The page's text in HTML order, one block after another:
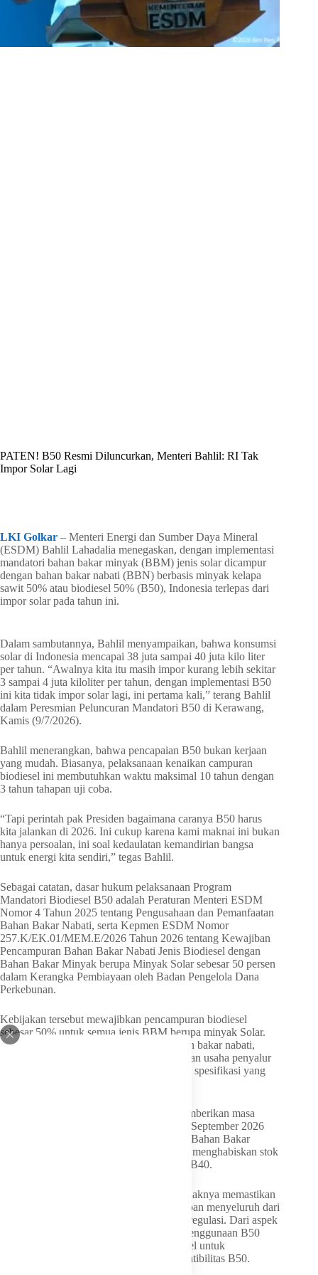
PATEN! B50 Resmi Diluncurkan, Menteri Bahlil: RI Tak
Impor Solar Lagi
LKI Golkar – Menteri Energi dan Sumber Daya Mineral
(ESDM) Bahlil Lahadalia menegaskan, dengan implementasi
mandatori bahan bakar minyak (BBM) jenis solar dicampur
dengan bahan bakar nabati (BBN) berbasis minyak kelapa
sawit 50% atau biodiesel 50% (B50), Indonesia terlepas dari
impor solar pada tahun ini.
Dalam sambutannya, Bahlil menyampaikan, bahwa konsumsi
solar di Indonesia mencapai 38 juta sampai 40 juta kilo liter
per tahun. “Awalnya kita itu masih impor kurang lebih sekitar
3 sampai 4 juta kiloliter per tahun, dengan implementasi B50
ini kita tidak impor solar lagi, ini pertama kali,” terang Bahlil
dalam Peresmian Peluncuran Mandatori B50 di Kerawang,
Kamis (9/7/2026).
Bahlil menerangkan, bahwa pencapaian B50 bukan kerjaan
yang mudah. Biasanya, pelaksanaan kenaikan campuran
biodiesel ini membutuhkan waktu maksimal 10 tahun dengan
3 tahun tahapan uji coba.
“Tapi perintah pak Presiden bagaimana caranya B50 harus
kita jalankan di 2026. Ini cukup karena kami maknai ini bukan
hanya persoalan, ini soal kedaulatan kemandirian bangsa
untuk energi kita sendiri,” tegas Bahlil.
Sebagai catatan, dasar hukum pelaksanaan Program
Mandatori Biodiesel B50 adalah Peraturan Menteri ESDM
Nomor 4 Tahun 2025 tentang Pengusahaan dan Pemanfaatan
Bahan Bakar Nabati, serta Kepmen ESDM Nomor
257.K/EK.01/MEM.E/2026 Tahun 2026 tentang Kewajiban
Pencampuran Bahan Bakar Nabati Jenis Biodiesel dengan
Bahan Bakar Minyak berupa Minyak Solar sebesar 50 persen
dalam Kerangka Pembiayaan oleh Badan Pengelola Dana
Perkebunan.
Kebijakan tersebut mewajibkan pencampuran biodiesel
sebesar 50% untuk semua jenis BBM berupa minyak Solar.
Dalam pelaksanaannya, badan usaha bahan bakar nabati,
badan usaha bahan bakar minyak, dan badan usaha penyalur
wajib menerapkan standar dan mutu sesuai spesifikasi yang
Pasca diluncurkan hari ini, pemerintah memberikan masa
transaksi selama tiga bulan atau hingga 30 September 2026
sebelum B50 beredar di Stasiun Pengisian Bahan Bakar
Umum (SPBU). Transisi ini berlaku untuk menghabiskan stok
biodiesel dengan spesifikasi pencampuran B40.
Berdasarkan data Kementerian ESDM, pihaknya memastikan
kesiapan implementasi B50 melalui persiapan menyeluruh dari
aspek teknis, pasokan dan distribusi, serta regulasi. Dari aspek
teknis, pemerintah melakukan pengujian penggunaan B50
pada berbagai sektor pengguna mesin diesel untuk
memastikan kinerja, keamanan, dan kompatibilitas B50.